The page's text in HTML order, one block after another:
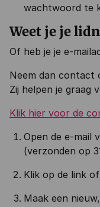
wachtwoord te
Weet je je
Of heb je je e-
Neem dan contact
Zij helpen je graag
Klik hier voor de
Open de e-mail
(verzonden op
Klik op de link
Maak een